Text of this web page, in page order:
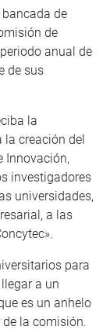
de
de
anual de
de sus
la
la creación del
Innovación,
investigadores
universidades,
a las
para
a un
es un anhelo
la comisión.